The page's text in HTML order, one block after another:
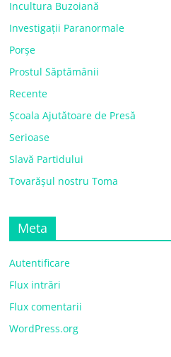
Incultura Buzoiană
Investigații Paranormale
Porșe
Prostul Săptămânii
Recente
Școala Ajutătoare de Presă
Serioase
Slavă Partidului
Tovarășul nostru Toma
Meta
Autentificare
Flux intrări
Flux comentarii
WordPress.org